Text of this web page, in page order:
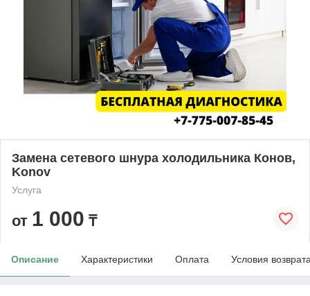
Замена сетевого шнура холодильника Конов,
Konov
Услуга
от 1 000 ₸
Описание Характеристики Оплата Условия